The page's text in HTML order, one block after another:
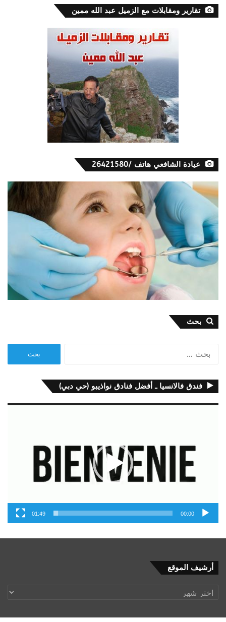
تقارير ومقابلات مع الزميل عبد الله ممين
عيادة الشافعي هاتف /26421580
بحث
فندق فالانسيا ـ أفضل فنادق نواذيبو (حي دبي)
00:00
01:49
أرشيف الموقع
أرشيف
الموقع